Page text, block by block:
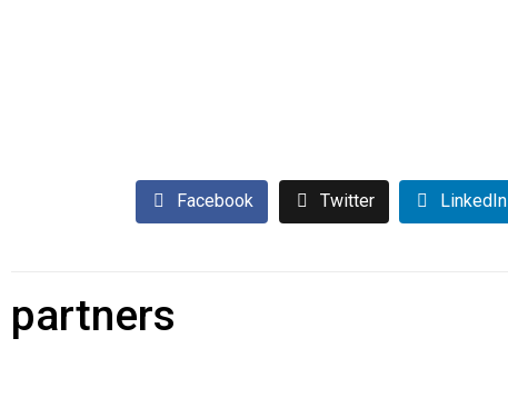
Facebook Twitter LinkedIn
partners